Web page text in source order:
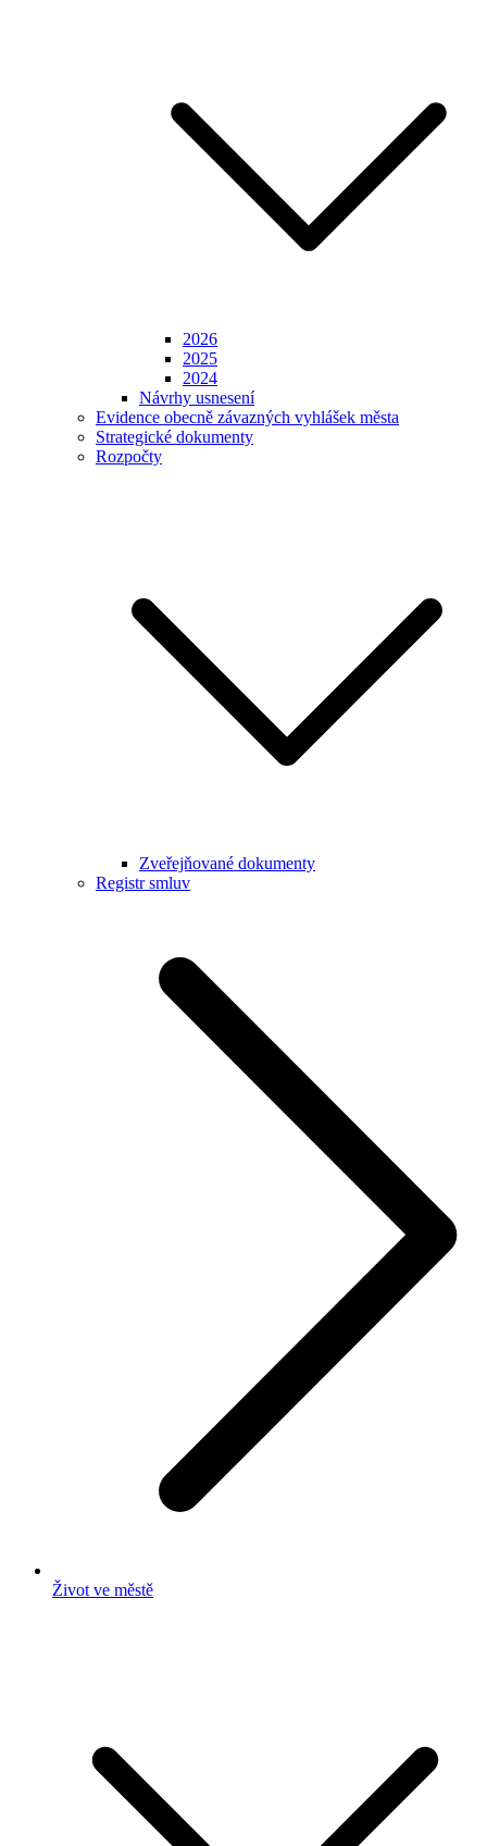
2026
2025
2024
Návrhy usnesení
Evidence obecně závazných vyhlášek města
Strategické dokumenty
Rozpočty
Zveřejňované dokumenty
Registr smluv
Život ve městě